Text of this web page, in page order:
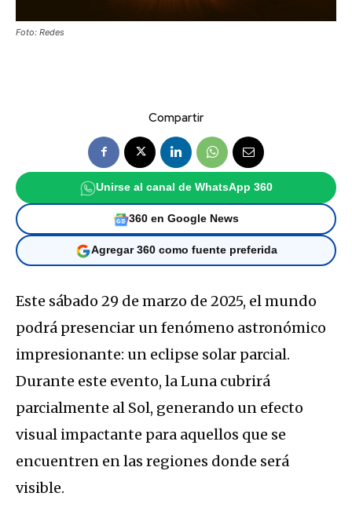
Foto: Redes
Compartir
Unirse al canal de WhatsApp 360
360 en Google News
Agregar 360 como fuente preferida
Este sábado 29 de marzo de 2025, el mundo
podrá presenciar un fenómeno astronómico
impresionante: un eclipse solar parcial.
Durante este evento, la Luna cubrirá
parcialmente al Sol, generando un efecto
visual impactante para aquellos que se
encuentren en las regiones donde será
visible.